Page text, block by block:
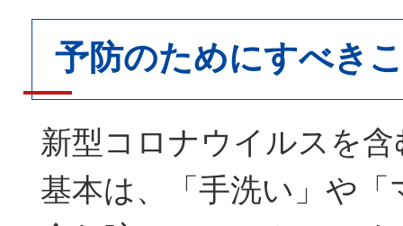
予防のためにすべき
新型コロナウイルスを
基本は、「手洗い」や